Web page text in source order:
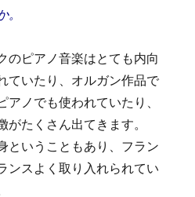
。
のピアノ音楽はとても内向
ていたり、オルガン作品で
アノでも使われていたり、
がたくさん出てきます。
ということもあり、フラン
ンスよく取り入れられてい